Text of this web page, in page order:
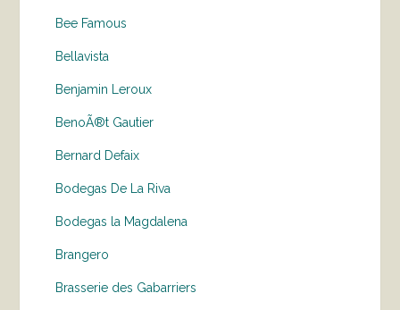
Bee Famous
Bellavista
Benjamin Leroux
BenoÃ®t Gautier
Bernard Defaix
Bodegas De La Riva
Bodegas la Magdalena
Brangero
Brasserie des Gabarriers